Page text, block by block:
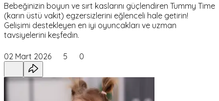
Bebeğinizin boyun ve sırt kaslarını güçlendiren Tummy Time
(karın üstü vakit) egzersizlerini eğlenceli hale getirin!
Gelişimi destekleyen en iyi oyuncakları ve uzman
tavsiyelerini keşfedin.
02 Mart 2026 5 0